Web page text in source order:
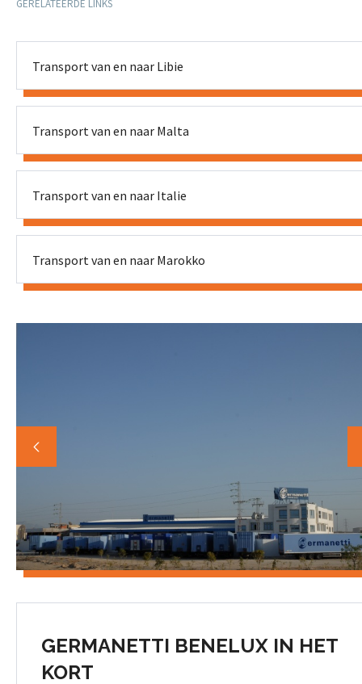
GERELATEERDE LINKS
Transport van en naar Libie
Transport van en naar Malta
Transport van en naar Italie
Transport van en naar Marokko
GERMANETTI BENELUX IN HET
KORT